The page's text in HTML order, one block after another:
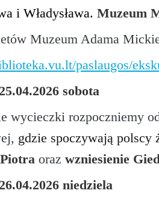
i Władysława. Muzeum
Muzeum Adama
paslaugos/
sobota
wycieczki rozpoczniemy
gdzie spoczywają polscy
orazwzniesienie
niedziela